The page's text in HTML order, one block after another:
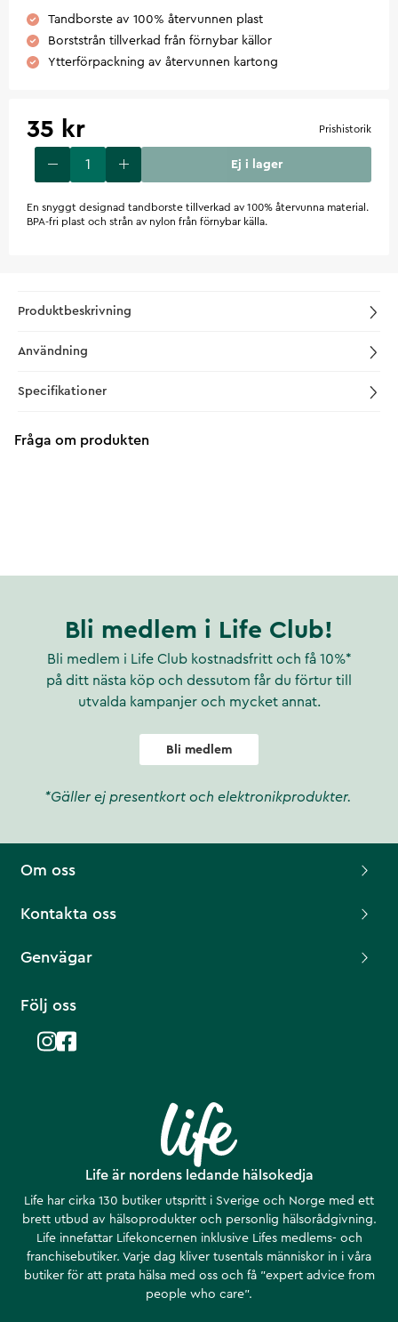
Tandborste av 100% återvunnen plast
Borststrån tillverkad från förnybar källor
Ytterförpackning av återvunnen kartong
35 kr Prishistorik
Ej i lager
En snyggt designad tandborste tillverkad av 100% återvunna material.
BPA-fri plast och strån av nylon från förnybar källa.
Produktbeskrivning
Användning
Specifikationer
Fråga om produkten
Bli medlem i Life Club!
Bli medlem i Life Club kostnadsfritt och få 10%*
på ditt nästa köp och dessutom får du förtur till
utvalda kampanjer och mycket annat.
Bli medlem
*Gäller ej presentkort och elektronikprodukter.
Life är nordens ledande hälsokedja
Life har cirka 130 butiker utspritt i Sverige och Norge med ett
brett utbud av hälsoprodukter och personlig hälsorådgivning.
Life innefattar Lifekoncernen inklusive Lifes medlems- och
franchisebutiker. Varje dag kliver tusentals människor in i våra
butiker för att prata hälsa med oss och få ”expert advice from
people who care”.
Om oss
Kontakta oss
Genvägar
Följ oss